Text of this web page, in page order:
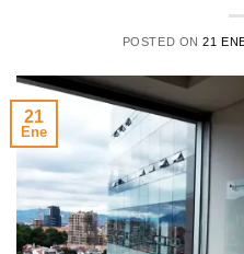
POSTED ON21
21
Ene